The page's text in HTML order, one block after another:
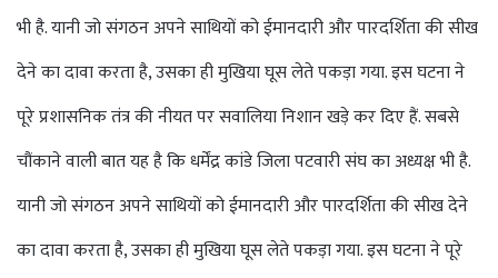
भी है. यानी जो संगठन अपने साथियों को ईमानदारी और पारदर्शिता की सीख
देने का दावा करता है, उसका ही मुखिया घूस लेते पकड़ा गया. इस घटना ने
पूरे प्रशासनिक तंत्र की नीयत पर सवालिया निशान खड़े कर दिए हैं. सबसे
चौंकाने वाली बात यह है कि धर्मेंद्र कांडे जिला पटवारी संघ का अध्यक्ष भी है.
यानी जो संगठन अपने साथियों को ईमानदारी और पारदर्शिता की सीख देने
का दावा करता है, उसका ही मुखिया घूस लेते पकड़ा गया. इस घटना ने पूरे